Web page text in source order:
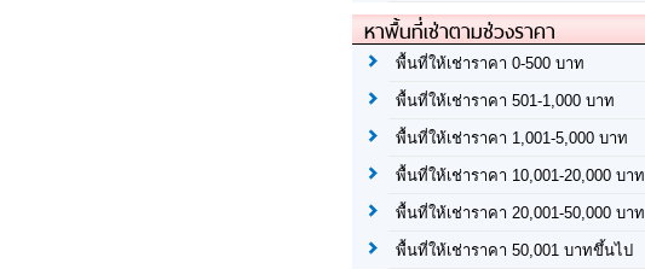
หาพื้นที่เช่าตามช่วงราคา
พื้นที่ให้เช่าราคา 0-500 บาท
พื้นที่ให้เช่าราคา 501-1,000 บาท
พื้นที่ให้เช่าราคา 1,001-5,000 บาท
พื้นที่ให้เช่าราคา 10,001-20,000 บาท
พื้นที่ให้เช่าราคา 20,001-50,000 บาท
พื้นที่ให้เช่าราคา 50,001 บาทขึ้นไป